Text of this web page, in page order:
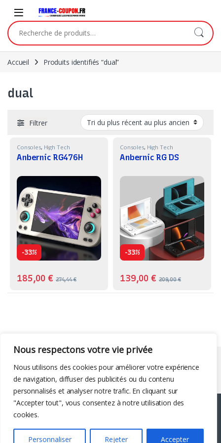
Nous respectons votre vie privée
Nous utilisons des cookies pour améliorer votre expérience
de navigation, diffuser des publicités ou du contenu
personnalisés et analyser notre trafic. En cliquant sur
"Accepter tout", vous consentez à notre utilisation des
cookies.
Personnaliser Rejeter Accepter
Recherche pour :
Accueil Produits identifiés “dual”
dual
Filtrer
Consoles, High Tech
Anbernic RG476H
-33%
185,00€ 274,44€
Consoles, High Tech
Anbernic RG DS
-33%
139,00€ 209,00€
Liens utiles